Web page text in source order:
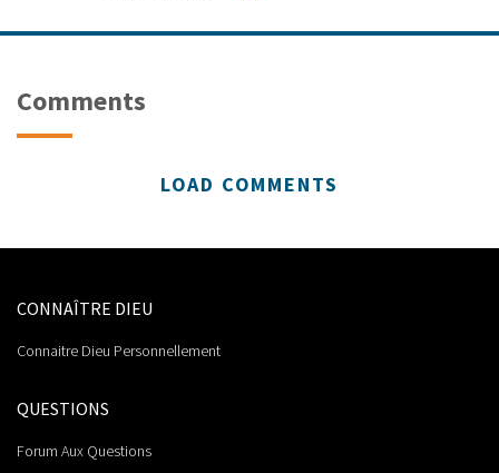
Comments
LOAD COMMENTS
CONNAÎTRE DIEU
Connaitre Dieu Personnellement
QUESTIONS
Forum Aux Questions